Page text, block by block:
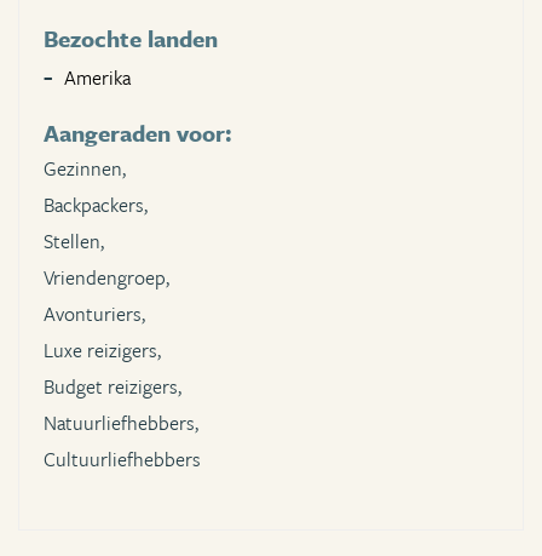
Bezochte landen
Amerika
Aangeraden voor:
Gezinnen,
Backpackers,
Stellen,
Vriendengroep,
Avonturiers,
Luxe reizigers,
Budget reizigers,
Natuurliefhebbers,
Cultuurliefhebbers